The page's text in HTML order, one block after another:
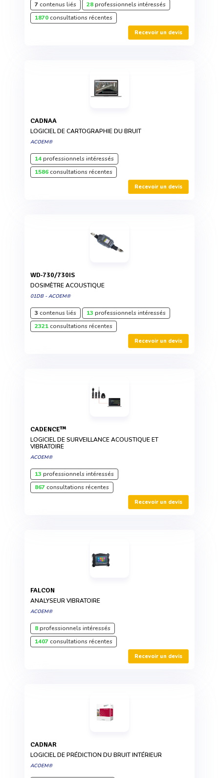
7contenus liés 28professionnels intéressés
1870consultations récentes
Recevoir un devis
CADNAA
LOGICIEL DE CARTOGRAPHIE DU BRUIT
ACOEM®
14professionnels intéressés
1586consultations récentes
Recevoir un devis
WD-730/730IS
DOSIMÈTRE ACOUSTIQUE
01DB - ACOEM®
3 contenus liés 13 professionnels intéressés
2321consultations récentes
Recevoir un devis
CADENCE™
LOGICIEL DE SURVEILLANCE ACOUSTIQUE ET
VIBRATOIRE
ACOEM®
13 professionnels intéressés
867consultations récentes
Recevoir un devis
FALCON
ANALYSEUR VIBRATOIRE
ACOEM®
8professionnels intéressés
1407consultations récentes
Recevoir un devis
CADNAR
LOGICIEL DE PRÉDICTION DU BRUIT INTÉRIEUR
ACOEM®